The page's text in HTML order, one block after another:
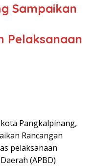
Sampaikan
Pelaksanaan
Pangkalpinang,
Rancangan
pelaksanaan
(APBD)